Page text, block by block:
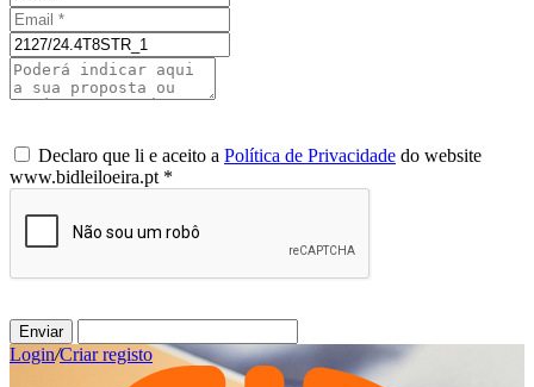
Declaro que li e aceito a Política de Privacidade do website
www.bidleiloeira.pt *
Enviar
Login/Criar registo